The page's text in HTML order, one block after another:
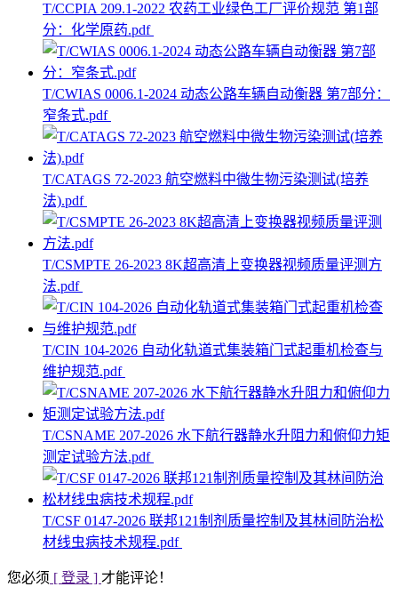
T/CCPIA 209.1-2022 农药工业绿色工厂评价规范 第1部
分：化学原药.pdf
T/CWIAS 0006.1-2024 动态公路车辆自动衡器 第7部分：
窄条式.pdf
T/CATAGS 72-2023 航空燃料中微生物污染测试(培养
法).pdf
T/CSMPTE 26-2023 8K超高清上变换器视频质量评测方
法.pdf
T/CIN 104-2026 自动化轨道式集装箱门式起重机检查与
维护规范.pdf
T/CSNAME 207-2026 水下航行器静水升阻力和俯仰力矩
测定试验方法.pdf
T/CSF 0147-2026 联邦121制剂质量控制及其林间防治松
材线虫病技术规程.pdf
您必须 [ 登录 ] 才能评论！